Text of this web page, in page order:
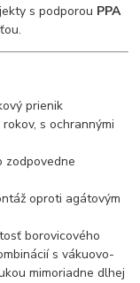
s podporou PPA
prienik
s ochrannými
zodpovedne
oproti agátovým
borovicového
s vákuovo-
mimoriadne dlhej